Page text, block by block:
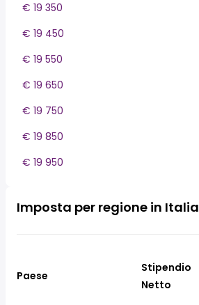
€ 19 350
€ 19 450
€ 19 550
€ 19 650
€ 19 750
€ 19 850
€ 19 950
Imposta per regione in Italia
Paese
Stipendio
Netto